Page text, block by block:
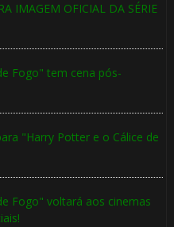
IMAGEM OFICIAL DA SÉRIE
Fogo" tem cena pós-
"Harry Potter e o Cálice de
Fogo" voltará aos cinemas